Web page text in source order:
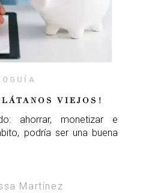
VIEJOS!
ahorrar, monetizar e
podría ser una buena
Martínez